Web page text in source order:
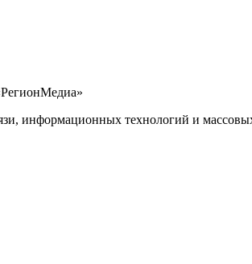
информационных технологий и